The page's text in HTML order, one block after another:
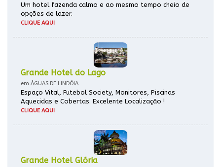
Um hotel fazenda calmo e ao mesmo tempo cheio de
opções de lazer.
CLIQUE AQUI
Grande Hotel do Lago
em ÁGUAS DE LINDÓIA
Espaço Vital, Futebol Society, Monitores, Piscinas
Aquecidas e Cobertas. Excelente Localização !
CLIQUE AQUI
Grande Hotel Glória